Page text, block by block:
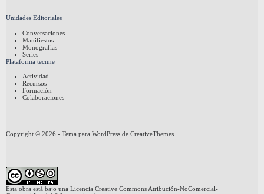
Unidades Editoriales
Conversaciones
Manifiestos
Monografías
Series
Plataforma tecnne
Actividad
Recursos
Formación
Colaboraciones
Copyright © 2026 - Tema para WordPress de CreativeThemes
Esta obra está bajo una Licencia Creative Commons Atribución-NoComercial-